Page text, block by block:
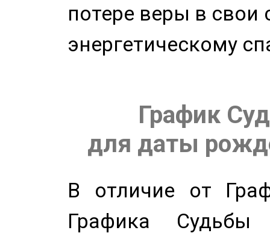
потере веры в свои
энергетическому
График
для даты
В отличие от
Графика